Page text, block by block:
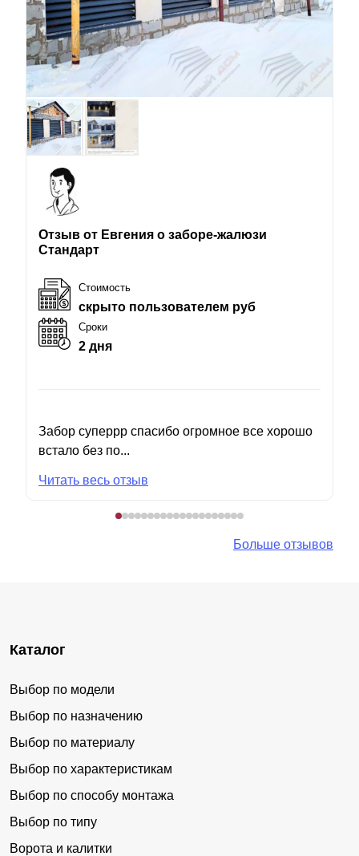
Отзыв от Евгения о заборе-жалюзи
Стандарт
Стоимость
скрыто пользователем руб
Сроки
2 дня
Забор суперрр спасибо огромное все хорошо
встало без по...
Читать весь отзыв
Больше отзывов
Каталог
Выбор по модели
Выбор по назначению
Выбор по материалу
Выбор по характеристикам
Выбор по способу монтажа
Выбор по типу
Ворота и калитки